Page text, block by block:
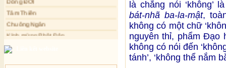
An Giang: Tịnh thất Quy Nguyên
Tịnh xá Ngọc Đăng khai giảng Thiền
dành cho Người bận rộn
Chuông Ngân
Kính mừng Phật Đản
Anh không chết đâu em
Kiếp này
là chẳng nói ‘không’
bát-nhã ba-la-mật,
không có một chữ
nguyên thỉ, phẩm Đạo
không có nói đến
tánh’, ‘không thể nắm